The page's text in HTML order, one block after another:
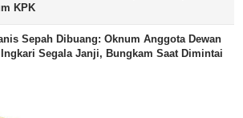
KPK
Sepah Dibuang: Oknum Anggota Dewan
Segala Janji, Bungkam Saat Dimintai